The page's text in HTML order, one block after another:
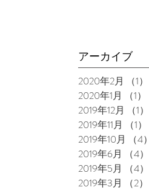
アーカイブ
2020年2月 （1）
2020年1月
（1）
2019年12月
（1）
2019年11月
（1）
2019年10月
（4）
2019年6月
（4）
2019年5月
（4）
2019年3月
（2）